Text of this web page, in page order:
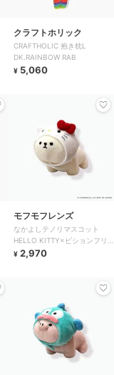
クラフトホリック
CRAFTHOLIC 抱き枕L
DK.RAINBOW RAB
¥ 5,060
モフモフレンズ
なかよしテノリマスコット
HELLO KITTY×ビションフリ
ーゼ
¥ 2,970